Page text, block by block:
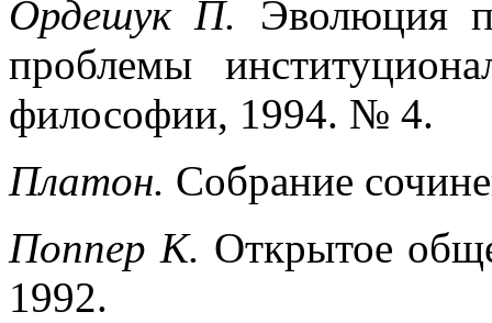
Ордешук П. Эволюция
проблемы
философии, 1994. № 4.
Платон. Собрание
Поппер К. Открытое
1992.